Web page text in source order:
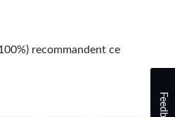
recommandent ce